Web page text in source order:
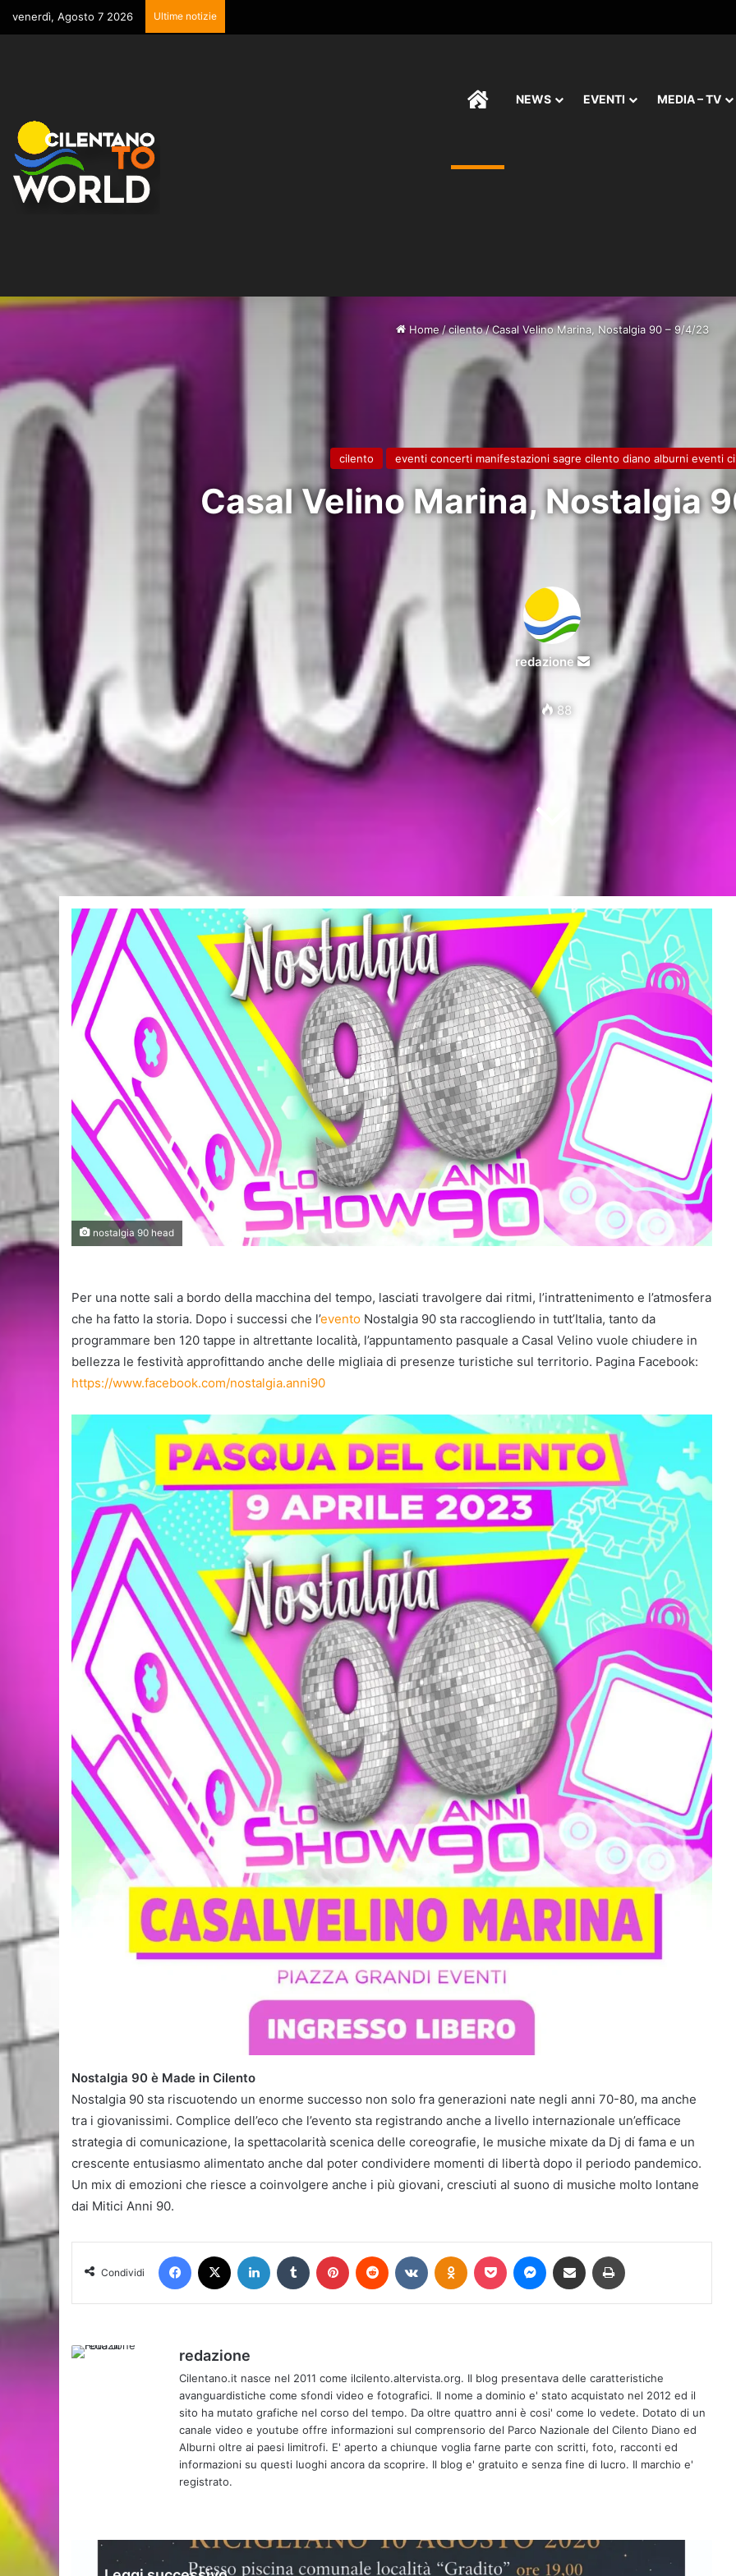
venerdì, Agosto 7 2026 Ultime notizie
HOMENEWS EVENTI MEDIA – TV
Home /cilento/Casal Velino Marina, Nostalgia 90 – 9/4/23
cilento eventi concerti manifestazioni sagre cilento diano alburni eventi
Casal Velino Marina, Nostalgia
redazione
Invia
un'email
88
nostalgia 90 head
Per una notte sali a bordo della macchina del tempo, lasciati travolgere dai ritmi, l’intrattenimento e l’atmosfera
che ha fatto la storia. Dopo i successi che l’evento Nostalgia 90 sta raccogliendo in tutt’Italia, tanto da
programmare ben 120 tappe in altrettante località, l’appuntamento pasquale a Casal Velino vuole chiudere in
bellezza le festività approfittando anche delle migliaia di presenze turistiche sul territorio. Pagina Facebook:
https://www.facebook.com/nostalgia.anni90
Nostalgia 90 è Made in Cilento
Nostalgia 90 sta riscuotendo un enorme successo non solo fra generazioni nate negli anni 70-80, ma anche
tra i giovanissimi. Complice dell’eco che l’evento sta registrando anche a livello internazionale un’efficace
strategia di comunicazione, la spettacolarità scenica delle coreografie, le musiche mixate da Dj di fama e un
crescente entusiasmo alimentato anche dal poter condividere momenti di libertà dopo il periodo pandemico.
Un mix di emozioni che riesce a coinvolgere anche i più giovani, cresciuti al suono di musiche molto lontane
dai Mitici Anni 90.
Condividi
Facebook LinkedIn Tumblr Pinterest Reddit VKontakteOdnoklassniki
Pocket Messenger
Condividi via mail
redazione
Cilentano.it nasce nel 2011 come ilcilento.altervista.org. Il blog presentava delle caratteristiche
avanguardistiche come sfondi video e fotografici. Il nome a dominio e' stato acquistato nel 2012 ed il
sito ha mutato grafiche nel corso del tempo. Da oltre quattro anni è cosi' come lo vedete. Dotato di un
canale video e youtube offre informazioni sul comprensorio del Parco Nazionale del Cilento Diano ed
Alburni oltre ai paesi limitrofi. E' aperto a chiunque voglia farne parte con scritti, foto, racconti ed
informazioni su questi luoghi ancora da scoprire. Il blog e' gratuito e senza fine di lucro. Il marchio e'
registrato.
Antonella Casaburi presenta la quarta
raccolta del poeta Vito Caponegri
Maione: Consac all’opera per
Buonabitacolo, primi risultati tangibiliIl
sindaco Guercio: lavoro straordinario